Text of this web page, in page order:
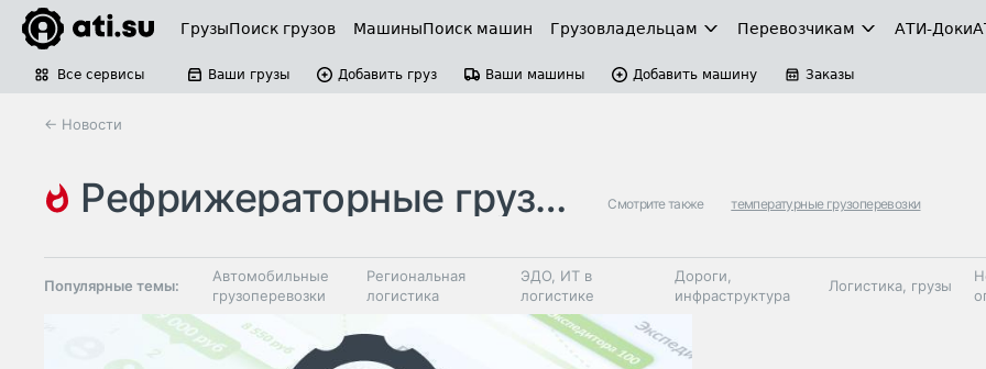
ГрузыПоиск грузов МашиныПоиск машин Грузовладельцам Перевозчикам АТИ-Доки
Все сервисы Ваши грузы Добавить груз Ваши машины Добавить машину Заказы
← Новости
рефрижераторные грузоперевозки Смотрите также температурные грузоперевозки
тарифы на грузоперевозки аналитика
Популярные темы:
Автомобильные
грузоперевозки
Региональная
логистика
ЭДО, ИТ в
логистике
Дороги,
инфраструктура
Логистика, грузы
Таможня и ВЭД
грузовые
терминалы
Коммерческий
транспорт
Спецтехника